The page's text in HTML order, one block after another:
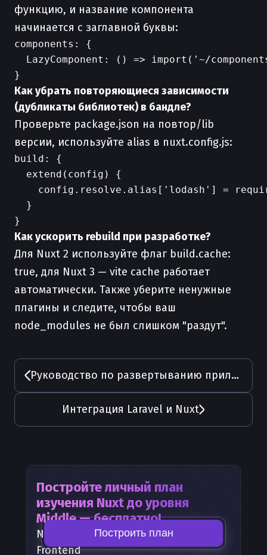
функцию, и название компонента
начинается с заглавной буквы:
components: {
LazyComponent: () => import('~/
Как убрать повторяющиеся зависимости
(дубликаты библиотек) в бандле?
Проверьте package.json на повтор/lib
версии, используйте alias в nuxt.config.js:
build: {
  extend(config) {
config.resolve.alias['lodash'] =
  }
Как ускорить rebuild при разработке?
Для Nuxt 2 используйте флаг build.cache:
true, для Nuxt 3 — vite cache работает
автоматически. Также уберите ненужные
плагины и следите, чтобы ваш
node_modules не был слишком "раздут".
Руководство по развертыванию приложений в Nuxt Cloud
Интеграция Laravel и Nuxt
Постройте личный план
изучения Nuxtдо уровня
Middle — бесплатно!
Nuxt
— часть карты развития
Frontend
Построить план